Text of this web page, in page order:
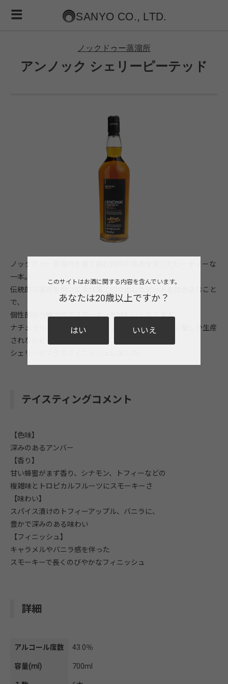
ノックドゥー蒸溜所
アンノック シェリーピーテッド
ノックドゥー蒸溜所を取り囲む自然の恩恵を受けたピーティーな
一本。
伝統的な道具を用いて手作業で切り出したピートを焚き込むこと
で、
個性的かつ魅力的でスモーキーな味わいとなります。
ナチュラルカラー、ノンチルフィルタードで年間に少量しか生産
されないピート原酒を
シェリーカスクでフィニッシュしました。
テイスティングコメント
【色味】
深みのあるアンバー
【香り】
甘い蜂蜜がまず香り、シナモン、トフィーなどの
複雑味とトロピカルフルーツにスモーキーさ
【味わい】
スパイス漬けのトフィーアップル、バニラに、
豊かで深みのある味わい
【フィニッシュ】
キャラメルやバニラ感を伴った
スモーキーで長くのびやかなフィニッシュ
詳細
アルコール度数 43.0％
容量(ml) 700ml
このサイトはお酒に関する内容を含んでいます。
あなたは20歳以上ですか？
はい いいえ